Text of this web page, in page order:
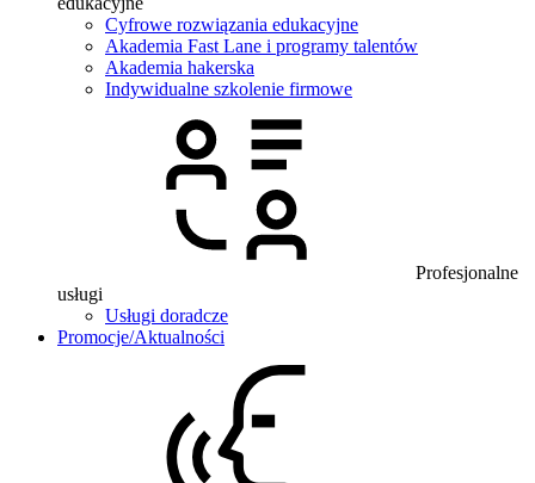
Cyfrowe rozwiązania edukacyjne
Akademia Fast Lane i programy talentów
Akademia hakerska
Indywidualne szkolenie firmowe
Profesjonalne
usługi
Usługi doradcze
Promocje/Aktualności